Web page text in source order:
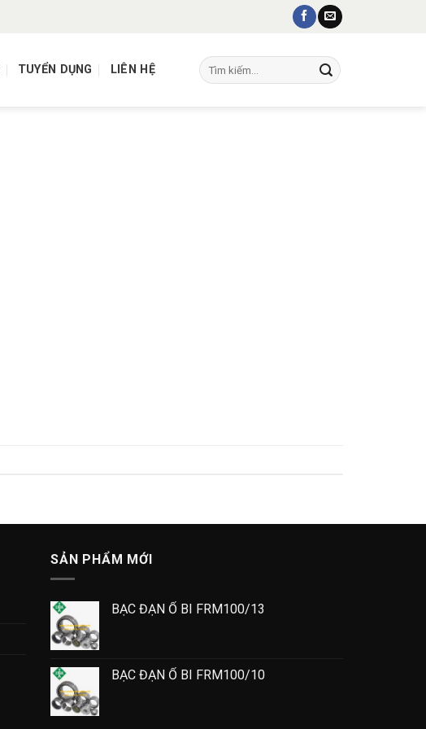
TUYỂN DỤNG LIÊN HỆ
Tìm
kiếm:
SẢN PHẨM MỚI
BẠC ĐẠN Ổ BI FRM100/13
BẠC ĐẠN Ổ BI FRM100/10